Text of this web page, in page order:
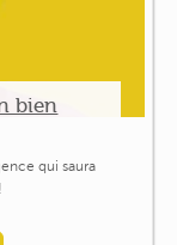
bien
qui saura